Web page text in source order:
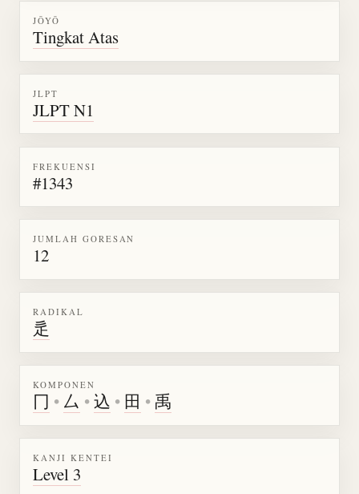
JŌYŌ
Tingkat Atas
JLPT
JLPT N1
FREKUENSI
#1343
JUMLAH GORESAN
12
RADIKAL
辵
KOMPONEN
冂 • 厶 •込 • 田 • 禹
KANJI KENTEI
Level 3